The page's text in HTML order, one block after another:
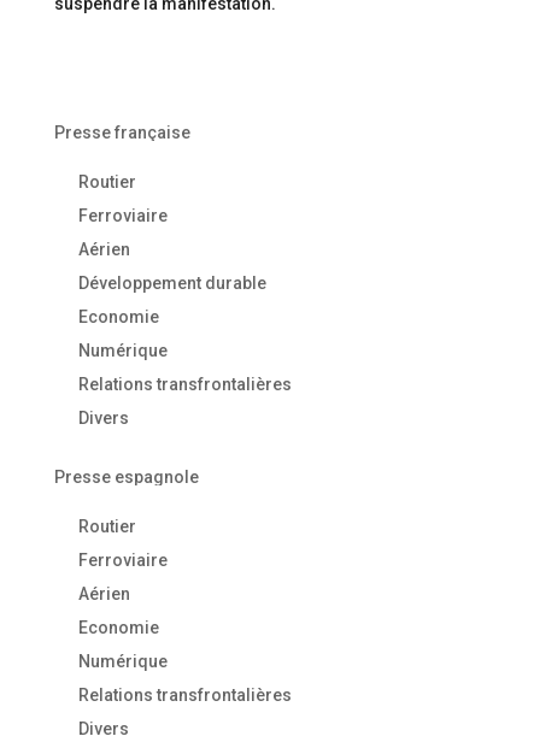
Presse française
Routier
Ferroviaire
Aérien
Développement durable
Economie
Numérique
Relations transfrontalières
Divers
Presse espagnole
Routier
Ferroviaire
Aérien
Economie
Numérique
Relations transfrontalières
Divers